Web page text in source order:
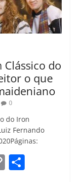
Clássico do
o que
0
do Iron
Fernando
C